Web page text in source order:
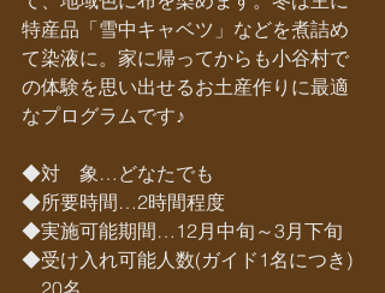
特産品「雪中キャベツ」などを煮詰め
て染液に。家に帰ってからも小谷村で
の体験を思い出せるお土産作りに最適
なプログラムです♪
◆対　象…どなたでも
◆所要時間…2時間程度
◆実施可能期間…12月中旬～3月下旬
◆受け入れ可能人数(ガイド1名につき)
…20名